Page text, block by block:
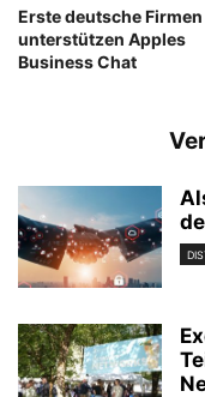
Erste deutsche Firmen
unterstützen Apples
Business Chat